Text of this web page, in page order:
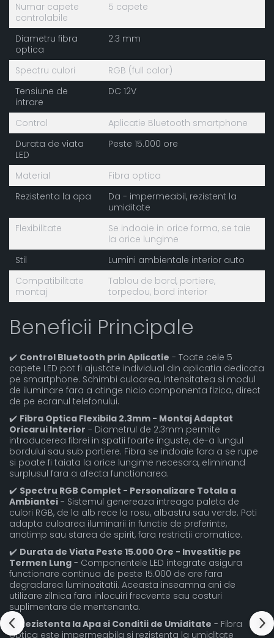
Numar capete
controlabile
5 capete
Diametru fibra
optica
2.3 mm
Spectru culori
RGB (full color)
Tensiune de
intrare
DC 12V
Control
Aplicatie Bluetooth smartphone
Durata de viata
LED
Peste 15.000 ore
Material
Fibra optica
Rezistenta la apa
Da - impermeabil, rezistent la
umiditate
Flexibilitate
Se indoaie in orice forma, se taie
la orice lungime
Stil
Lumini ambientale interior auto
Compatibilitate
montaj
Tablou de bord, portiere,
torpedou, bord interior
Beneficii Principale
✔️ Control Bluetooth prin Aplicatie - Toate cele 5
capete LED pot fi ajustate individual din aplicatia dedicata
pe smartphone. Schimbi culoarea, intensitatea si modul
de iluminare fara a atinge nicio componenta fizica, direct
de pe ecranul telefonului.
✔️ Fibra Optica Flexibila 2.3mm - Montaj Adaptat
Oricarui Interior - Diametrul de 2.3mm permite
introducerea fibrei in spatii foarte inguste, de-a lungul
bordului sau sub portiere. Fibra se indoaie fara a se rupe
si poate fi taiata la orice lungime necesara, eliminand
surplusul fara a afecta functionarea.
✔️ Spectru RGB Complet - Personalizare Totala a
Ambiantei - Sistemul genereaza intreaga paleta de
culori RGB, de la alb rece la rosu, albastru sau verde. Poti
adapta culoarea iluminarii in functie de preferinte,
anotimp sau starea de spirit, fara restrictii cromatice.
✔️ Durata de Viata Peste 15.000 Ore - Investitie pe
Termen Lung - Componentele LED integrate asigura
functionare continua de peste 15.000 de ore fara
degradarea luminozitatii. Aceasta inseamna ani de
utilizare zilnica fara inlocuiri frecvente sau costuri
suplimentare de mentenanta.
✔️
Rezistenta la Apa si Conditii de Umiditate - Fibra
optica este impermeabila si rezistenta la umiditate